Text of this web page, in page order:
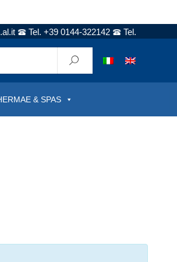
Tel. +39 0144-322142
Tel.
& SPAS